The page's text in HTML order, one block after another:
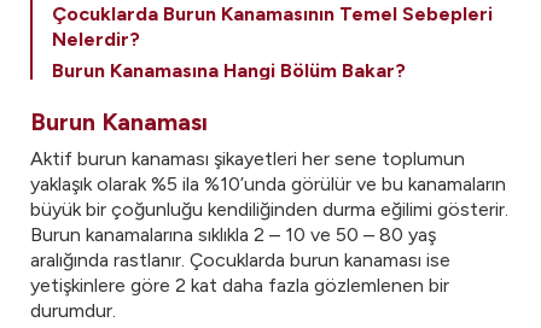
Çocuklarda Burun Kanamasının Temel Sebepleri
Nelerdir?
Burun Kanamasına Hangi Bölüm Bakar?
Burun Kanaması
Aktif burun kanaması şikayetleri her sene toplumun
yaklaşık olarak %5 ila %10’unda görülür ve bu kanamaların
büyük bir çoğunluğu kendiliğinden durma eğilimi gösterir.
Burun kanamalarına sıklıkla 2 – 10 ve 50 – 80 yaş
aralığında rastlanır. Çocuklarda burun kanaması ise
yetişkinlere göre 2 kat daha fazla gözlemlenen bir
durumdur.